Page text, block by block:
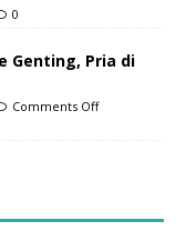
0
Genting, Pria di
Comments Off